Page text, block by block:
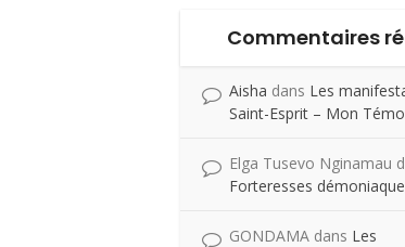
Commentaires
Aisha dans Les
Saint-Esprit – Mon
Elga Tusevo Nginamau
Forteresses
GONDAMA dans Les